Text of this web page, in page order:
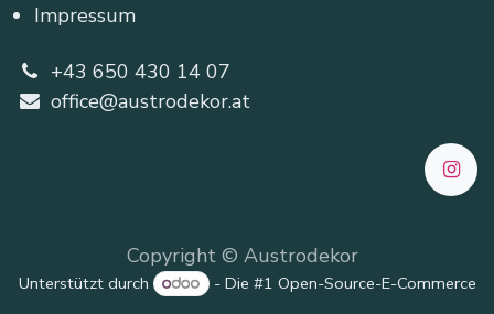
Impressum
+43 650 430 14 07
office@austrodekor.at
Copyright © Austrodekor
Unterstützt durch - Die #1 Open-Source-E-Commerce